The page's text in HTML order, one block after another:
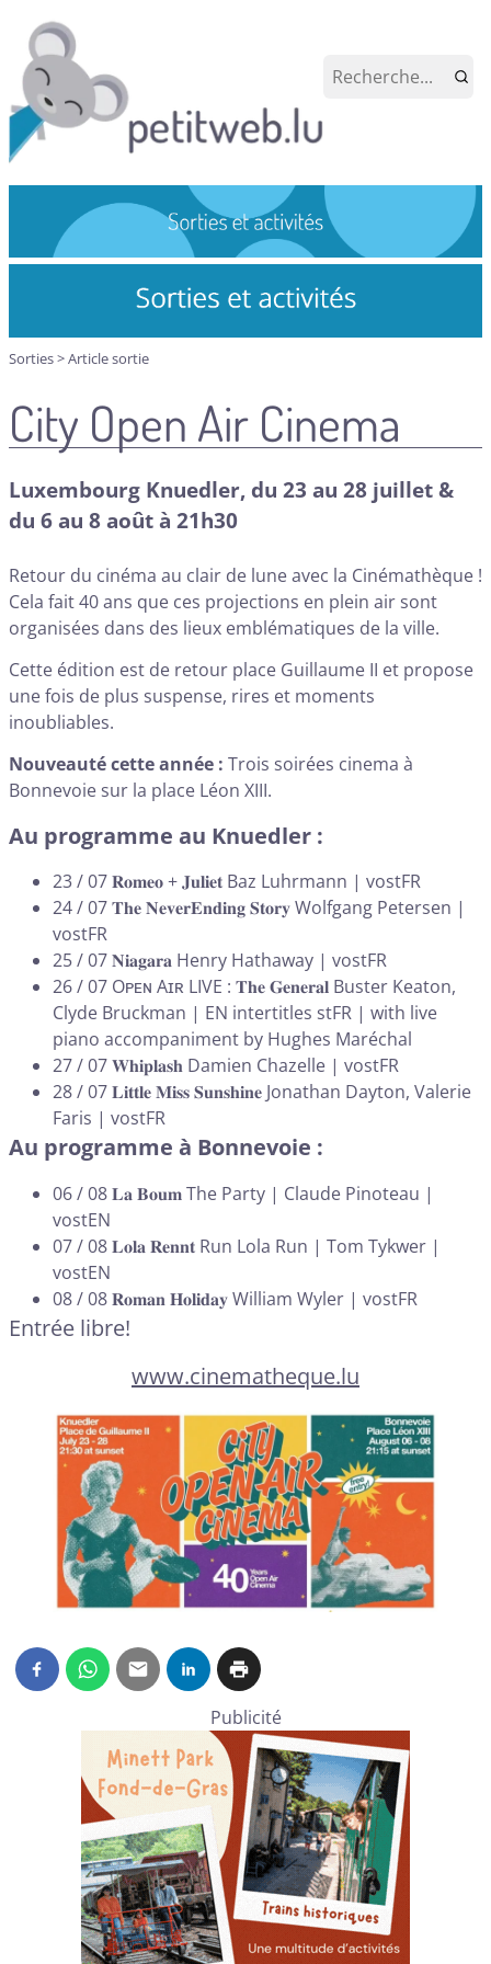
Sorties>Article sortie
City Open Air Cinema
Luxembourg Knuedler, du 23 au 28 juillet &
du 6 au 8 août à 21h30
Retour du cinéma au clair de lune avec la Cinémathèque !
Cela fait 40 ans que ces projections en plein air sont
organisées dans des lieux emblématiques de la ville.
Cette édition est de retour place Guillaume II et propose
une fois de plus suspense, rires et moments
inoubliables.
Nouveauté cette année : Trois soirées cinema à
Bonnevoie sur la place Léon XIII.
Au programme au Knuedler :
23 / 07 𝐑𝐨𝐦𝐞𝐨 + 𝐉𝐮𝐥𝐢𝐞𝐭 Baz Luhrmann | vostFR
24 / 07 𝐓𝐡𝐞 𝐍𝐞𝐯𝐞𝐫𝐄𝐧𝐝𝐢𝐧𝐠 𝐒𝐭𝐨𝐫𝐲 Wolfgang Petersen |
vostFR
25 / 07 𝐍𝐢𝐚𝐠𝐚𝐫𝐚 Henry Hathaway | vostFR
26 / 07 Oᴘᴇɴ Aɪʀ LIVE : 𝐓𝐡𝐞 𝐆𝐞𝐧𝐞𝐫𝐚𝐥 Buster Keaton,
Clyde Bruckman | EN intertitles stFR | with live
piano accompaniment by Hughes Maréchal
27 / 07 𝐖𝐡𝐢𝐩𝐥𝐚𝐬𝐡 Damien Chazelle | vostFR
28 / 07 𝐋𝐢𝐭𝐭𝐥𝐞 𝐌𝐢𝐬𝐬 𝐒𝐮𝐧𝐬𝐡𝐢𝐧𝐞 Jonathan Dayton, Valerie
Faris | vostFR
Au programme à Bonnevoie :
06 / 08 𝐋𝐚 𝐁𝐨𝐮𝐦 The Party | Claude Pinoteau |
vostEN
07 / 08 𝐋𝐨𝐥𝐚 𝐑𝐞𝐧𝐧𝐭 Run Lola Run | Tom Tykwer |
vostEN
08 / 08 𝐑𝐨𝐦𝐚𝐧 𝐇𝐨𝐥𝐢𝐝𝐚𝐲 William Wyler | vostFR
Entrée libre!
www.cinematheque.lu
Publicité